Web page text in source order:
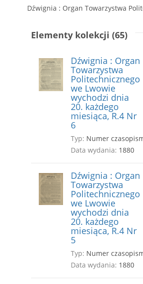
Elementy kolekcji (65)
Dźwignia : Organ
Towarzystwa
Politechnicznego
we Lwowie
wychodzi dnia
20. każdego
miesiąca, R.4 Nr
6
Typ: Numer
Data wydania: 1880
Dźwignia : Organ
Towarzystwa
Politechnicznego
we Lwowie
wychodzi dnia
20. każdego
miesiąca, R.4 Nr
5
Typ: Numer
Data wydania: 1880